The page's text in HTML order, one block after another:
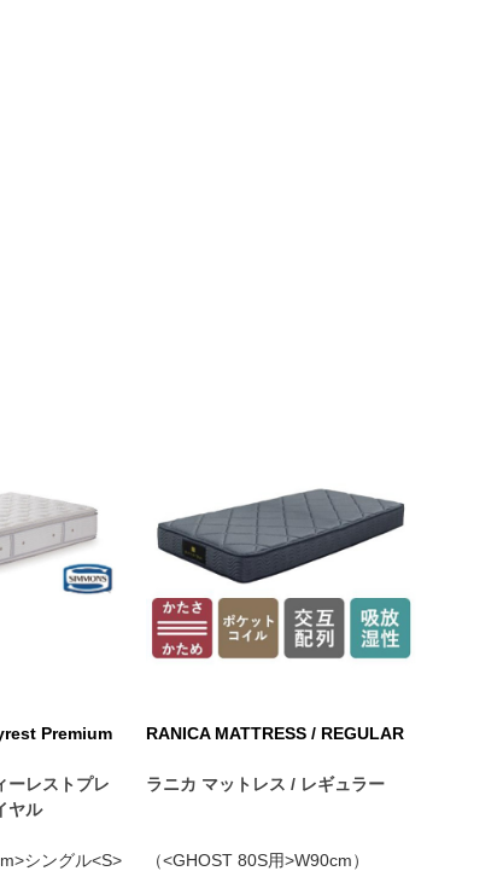
Premium
ーレストプレ
ヤル
シングル<S>
RANICA MATTRESS / REGULAR
ラニカ マットレス / レギュラー
（<GHOST 80S用>W90cm）